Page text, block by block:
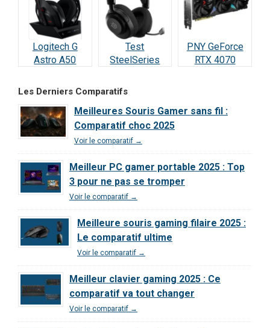
Logitech G
Astro A50
Notre Test
2026
Test
SteelSeries
Wireless : Le
qualité/prix de
2026 ?
PNY GeForce
RTX 4070
Les Derniers Comparatifs
Meilleures Souris Gamer sans fil :
Comparatif choc 2025
Voir le comparatif →
Meilleur PC gamer portable 2025 : Top
3 pour ne pas se tromper
Voir le comparatif →
Meilleure souris gaming filaire 2025 :
Le comparatif ultime
Voir le comparatif →
Meilleur clavier gaming 2025 : Ce
comparatif va tout changer
Voir le comparatif →